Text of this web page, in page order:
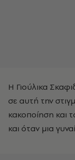
Η Γιούλικα
σε αυτή την
κακοποίηση και
και όταν μια